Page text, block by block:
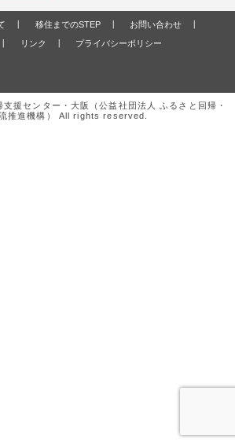
移住までのSTEP
お問い合わせ
リンク プライバシーポリシー
援センター・大阪（公益社団法人 ふるさと回帰・
推進機構） All rights reserved.